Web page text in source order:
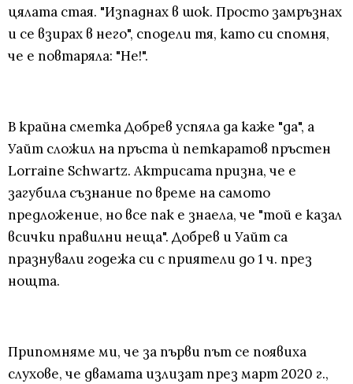
цялата стая. "Изпаднах в шок. Просто замръзнах
и се взирах в него", сподели тя, като си спомня,
че е повтаряла: "Не!".
В крайна сметка Добрев успяла да каже "да", а
Уайт сложил на пръста ѝ петкаратов пръстен
Lorraine Schwartz. Актрисата призна, че е
загубила съзнание по време на самото
предложение, но все пак е знаела, че "той е казал
всички правилни неща". Добрев и Уайт са
празнували годежа си с приятели до 1 ч. през
нощта.
Припомняме ми, че за първи път се появиха
слухове, че двамата излизат през март 2020 г.,